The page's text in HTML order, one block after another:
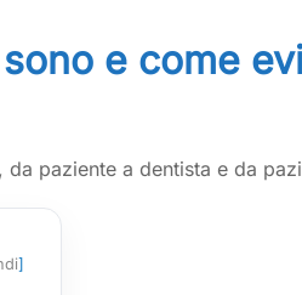
e come
paziente a dentista e da
]